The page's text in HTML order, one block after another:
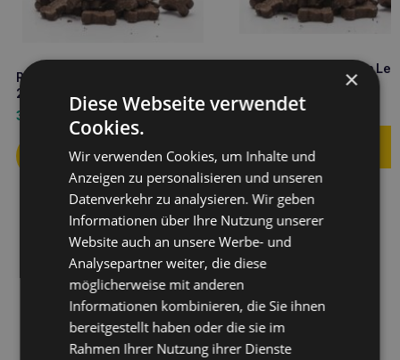
RECOSNACK Kaninchen Leckerli
200g
3,00
RECOSNACK Kaninchen
1,90€
×
Diese Webseite verwendet
Cookies.
Wir verwenden Cookies, um Inhalte und
Anzeigen zu personalisieren und unseren
Datenverkehr zu analysieren. Wir geben
Informationen über Ihre Nutzung unserer
Website auch an unsere Werbe- und
Analysepartner weiter, die diese
möglicherweise mit anderen
Informationen kombinieren, die Sie ihnen
bereitgestellt haben oder die sie im
Rahmen Ihrer Nutzung ihrer Dienste